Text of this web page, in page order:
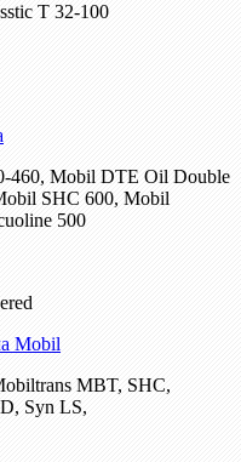
T 32-100
460, Mobil DTE Oil Double
SHC 600, Mobil
500
Mobil
MBT, SHC,
Syn LS,